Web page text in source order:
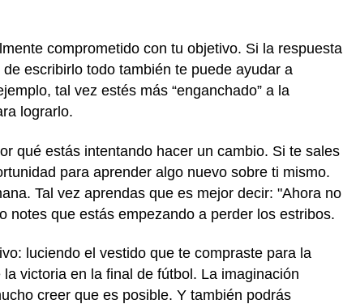
comprometido con tu objetivo. Si la respuesta
escribirlo todo también te puede ayudar a
tal vez estés más “enganchado” a la
lograrlo.
qué estás intentando hacer un cambio. Si te sales
para aprender algo nuevo sobre ti mismo.
Tal vez aprendas que es mejor decir: "Ahora no
notes que estás empezando a perder los estribos.
luciendo el vestido que te compraste para la
victoria en la final de fútbol. La imaginación
creer que es posible. Y también podrás